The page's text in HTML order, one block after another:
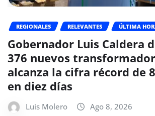
REGIONALES RELEVANTES ÚLTIMA
Gobernador Luis Caldera
376 nuevos
alcanza la cifra récord de
en diez días
Luis Molero Ago 8, 2026